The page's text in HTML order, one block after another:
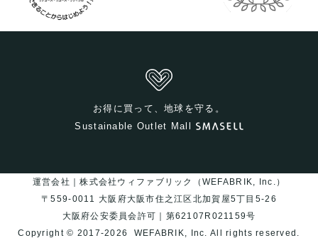
約600kg(フレコンバッグ4袋分):T
シャツの場合2400着
※今年の夏季以降はUS輸入のメンズ原料も展開予定です!
海外古着と国内古着両方の仕入れが可能な環境
をご用意します!
お得に買って、地球を守る。
Sustainable Outlet Mall
運営会社｜株式会社ウィファブリック（WEFABRIK, Inc.）
〒559-0011 大阪府大阪市住之江区北加賀屋5丁目5-26
大阪府公安委員会許可｜第62107R021159号
Copyright © 2017-2026
WEFABRIK, Inc.All rights reserved.